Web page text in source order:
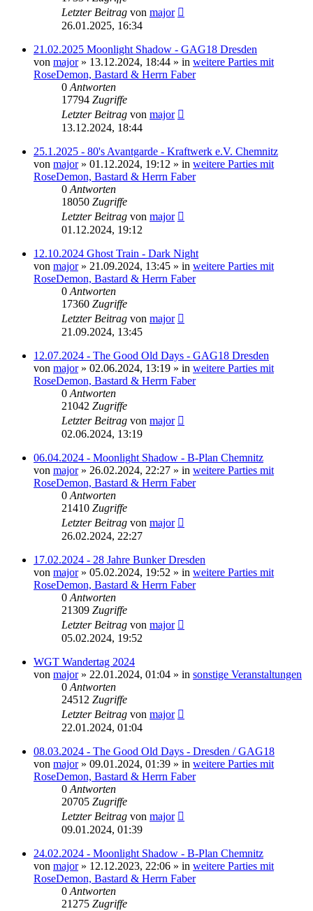
Letzter Beitrag von major
26.01.2025, 16:34
21.02.2025 Moonlight Shadow - GAG18 Dresden
von major» 13.12.2024, 18:44 » in weitere Parties mit
RoseDemon, Bastard & Herrn Faber
0Antworten
17794 Zugriffe
Letzter Beitrag von major
13.12.2024, 18:44
25.1.2025 - 80's Avantgarde - Kraftwerk e.V. Chemnitz
von major» 01.12.2024, 19:12 » in weitere Parties mit
RoseDemon, Bastard & Herrn Faber
0Antworten
18050 Zugriffe
Letzter Beitrag von major
01.12.2024, 19:12
12.10.2024 Ghost Train - Dark Night
von major» 21.09.2024, 13:45 » in weitere Parties mit
RoseDemon, Bastard & Herrn Faber
0Antworten
17360 Zugriffe
Letzter Beitrag von major
21.09.2024, 13:45
12.07.2024 - The Good Old Days - GAG18 Dresden
von major» 02.06.2024, 13:19 » in weitere Parties mit
RoseDemon, Bastard & Herrn Faber
0Antworten
21042 Zugriffe
Letzter Beitrag von major
02.06.2024, 13:19
06.04.2024 - Moonlight Shadow - B-Plan Chemnitz
von major» 26.02.2024, 22:27 » in weitere Parties mit
RoseDemon, Bastard & Herrn Faber
0Antworten
21410 Zugriffe
Letzter Beitrag von major
26.02.2024, 22:27
17.02.2024 - 28 Jahre Bunker Dresden
von major» 05.02.2024, 19:52 » in weitere Parties mit
RoseDemon, Bastard & Herrn Faber
0Antworten
21309 Zugriffe
Letzter Beitrag von major
05.02.2024, 19:52
WGT Wandertag 2024
von major» 22.01.2024, 01:04 » in sonstige Veranstaltungen
0Antworten
24512 Zugriffe
Letzter Beitrag von major
22.01.2024, 01:04
08.03.2024 - The Good Old Days - Dresden / GAG18
von major» 09.01.2024, 01:39 » in weitere Parties mit
RoseDemon, Bastard & Herrn Faber
0Antworten
20705 Zugriffe
Letzter Beitrag von major
09.01.2024, 01:39
24.02.2024 - Moonlight Shadow - B-Plan Chemnitz
von major» 12.12.2023, 22:06 » in weitere Parties mit
RoseDemon, Bastard & Herrn Faber
0Antworten
21275 Zugriffe